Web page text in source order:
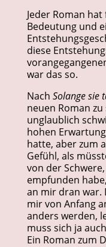
Jeder Roman
Bedeutung und
diese
war das so.
Nach Solange sie
neuen Roman
unglaublich
hohen
hatte, aber zum
Gefühl, als
von der
empfunden
an mir dran war.
mir von Anfang
anders werden,
muss sich ja
Ein Roman zum